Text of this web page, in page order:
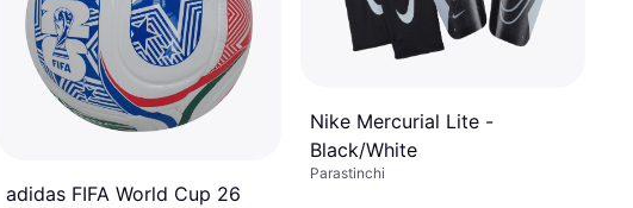
adidas FIFA World Cup 26
Nike Mercurial Lite -
Black/White
Parastinchi